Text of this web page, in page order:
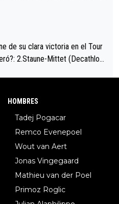
de su clara victoria en el Tour
2.Staune-Mittet (Decathlon,
HOMBRES
Tadej Pogacar
Remco Evenepoel
Wout van Aert
Jonas Vingegaard
Mathieu van der Poel
Primoz Roglic